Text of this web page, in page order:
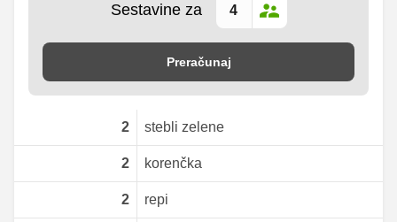
Sestavine za
Preračunaj
2 stebli zelene
2 korenčka
2 repi